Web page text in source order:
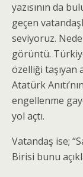
yazısının da
geçen
seviyoruz.
görüntü.
özelliği taşıyan
Atatürk
engellenme
yol açtı.
Vatandaş ise;
Birisi bunu